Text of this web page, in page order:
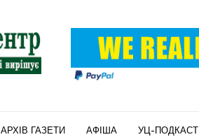
АРХІВ ГАЗЕТИ АФІША УЦ-ПОДКАСТ